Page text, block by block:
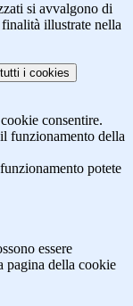
si avvalgono di
illustrate nella
i cookies
consentire.
funzionamento della
potete
essere
pagina della cookie